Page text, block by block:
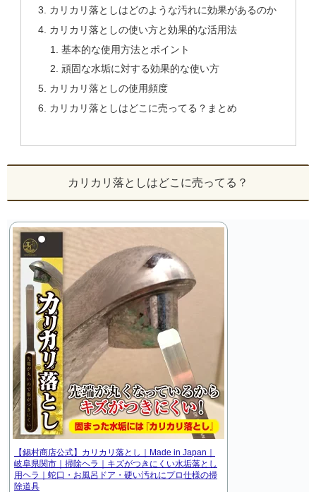
カリカリ落としはどのような汚れに効果があるのか
カリカリ落としの使い方と効果的な活用法
基本的な使用方法とポイント
頑固な水垢に対する効果的な使い方
カリカリ落としの使用頻度
カリカリ落としはどこに売ってる？まとめ
カリカリ落としはどこに売ってる？
【錫村商店公式】カリカリ落とし｜Made in Japan｜
岐阜県関市｜掃除ヘラ｜キズがつきにくい水垢落とし
用ヘラ｜蛇口・お風呂ドア・硬い汚れにプロ仕様の掃
除道具